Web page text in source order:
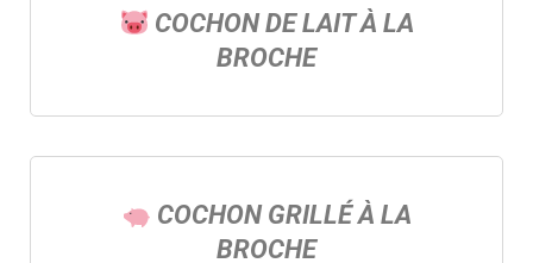
COCHON DE LAIT À LA
BROCHE
COCHON GRILLÉ À LA
BROCHE